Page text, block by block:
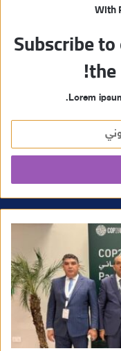
With
Subscribe
Lorem